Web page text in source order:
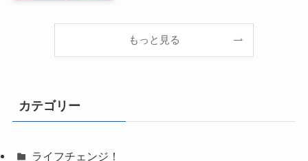
もっと見る
カテゴリー
ライフチェンジ！